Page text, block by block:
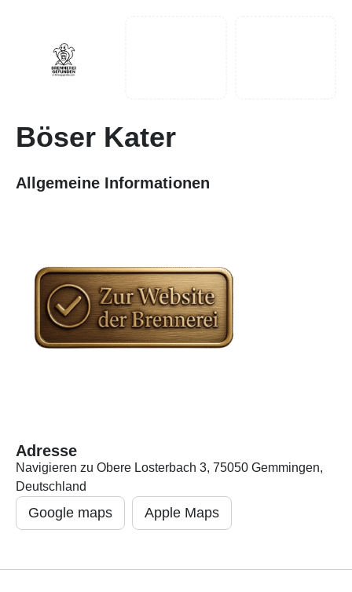
Böser Kater
Allgemeine Informationen
Adresse
Navigieren zu Obere Losterbach 3, 75050 Gemmingen,
Deutschland
Google maps Apple Maps